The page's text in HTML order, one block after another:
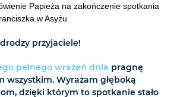
Papieża na zakończenie spotkania
w Asyżu
przyjaciele!
pełnego wrażeń dnia pragnę
wszystkim. Wyrażam głęboką
dzięki którym to spotkanie stało